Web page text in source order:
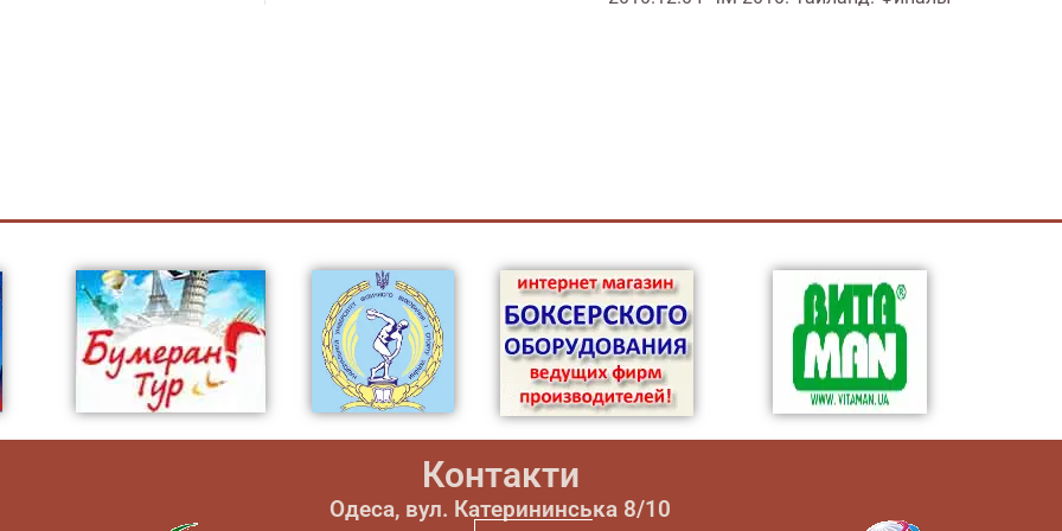
Контакти
Одеса, вул. Катерининська 8/10